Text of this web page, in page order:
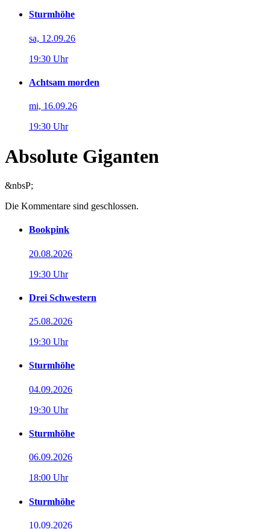
Sturmhöhe
sa, 12.09.26
19:30 Uhr
Achtsam morden
mi, 16.09.26
19:30 Uhr
Absolute Giganten
&nbsP;
Die Kommentare sind geschlossen.
Bookpink
20.08.2026
19:30 Uhr
Drei Schwestern
25.08.2026
19:30 Uhr
Sturmhöhe
04.09.2026
19:30 Uhr
Sturmhöhe
06.09.2026
18:00 Uhr
Sturmhöhe
10.09.2026